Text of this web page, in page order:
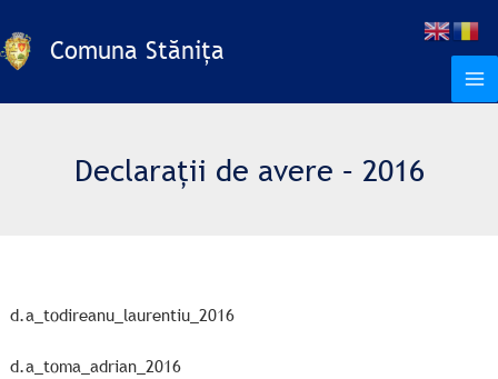
to
contentComuna Stănița
Declarații de avere – 2016
d.a_todireanu_laurentiu_2016
d.a_toma_adrian_2016